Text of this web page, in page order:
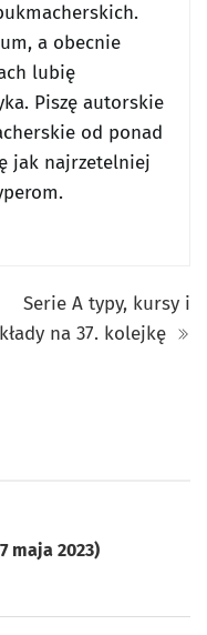
a obecnie
lubię
Piszę autorskie
od ponad
jak najrzetelniej
Serie A typy, kursy i
na 37. kolejkę
maja 2023)